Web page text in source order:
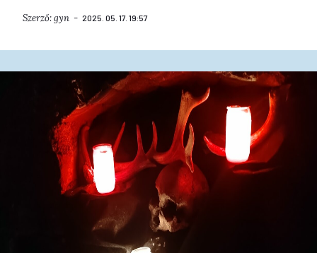
Szerző:gyn 2025. 05. 17. 19:57